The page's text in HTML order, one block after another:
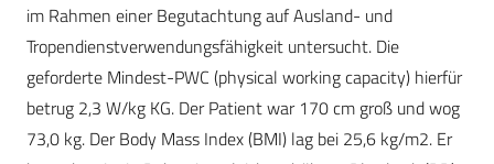
im Rahmen einer Begutachtung auf Ausland- und
Tropendienstverwendungsfähigkeit untersucht. Die
geforderte Mindest-PWC (physical working capacity) hierfür
betrug 2,3 W/kg KG. Der Patient war 170 cm groß und wog
73,0 kg. Der Body Mass Index (BMI) lag bei 25,6 kg/m2. Er